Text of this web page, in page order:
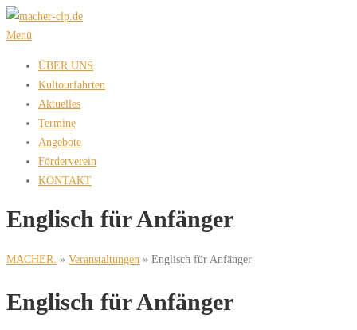
Zum
Inhalt
Menü
ÜBER UNS
Kultourfahrten
Aktuelles
Termine
Angebote
Förderverein
KONTAKT
Englisch für Anfänger
MACHER. » Veranstaltungen » Englisch für Anfänger
Englisch für Anfänger